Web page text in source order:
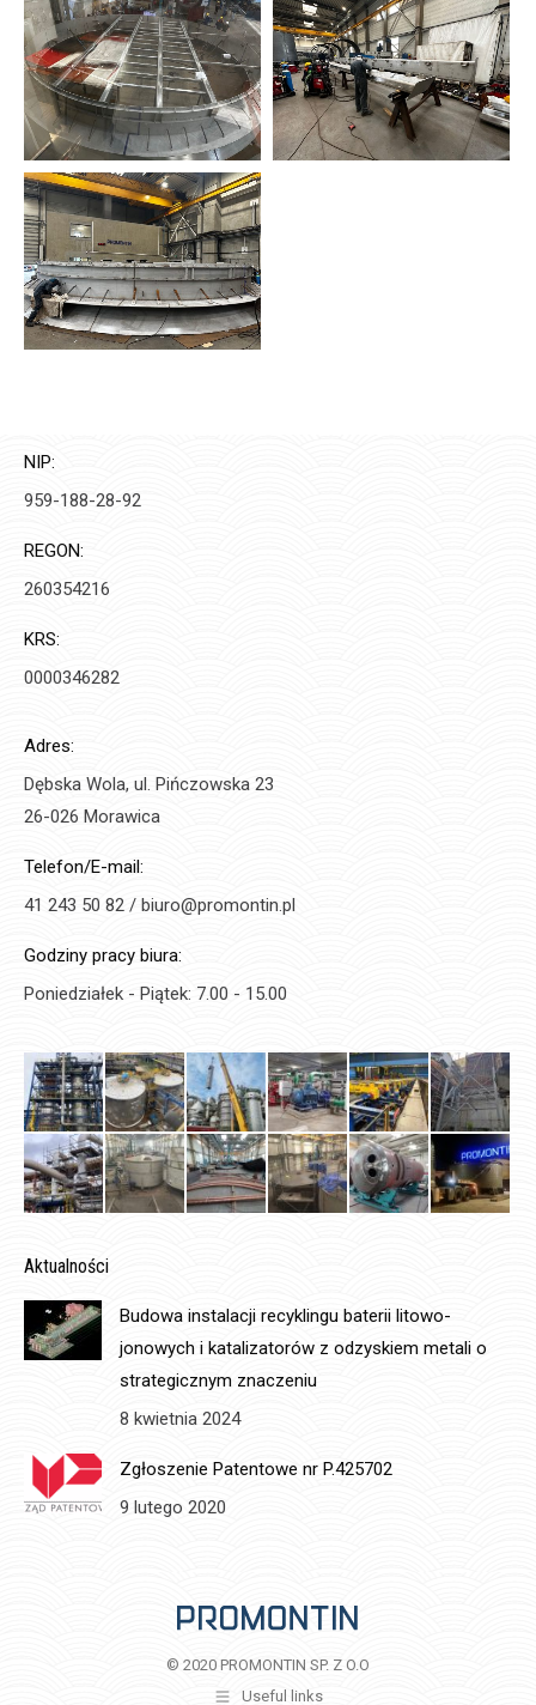
NIP:
959-188-28-92
REGON:
260354216
KRS:
0000346282
Adres:
Dębska Wola, ul. Pińczowska 23
26-026 Morawica
Telefon/E-mail:
41 243 50 82 / biuro@promontin.pl
Godziny pracy biura:
Poniedziałek - Piątek: 7.00 - 15.00
Aktualności
Budowa instalacji recyklingu baterii litowo-
jonowych i katalizatorów z odzyskiem metali o
strategicznym znaczeniu
8 kwietnia 2024
Zgłoszenie Patentowe nr P.425702
9 lutego 2020
© 2020 PROMONTIN SP. Z O.O
Useful links